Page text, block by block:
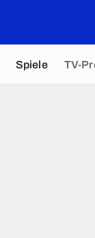
Spiele TV-